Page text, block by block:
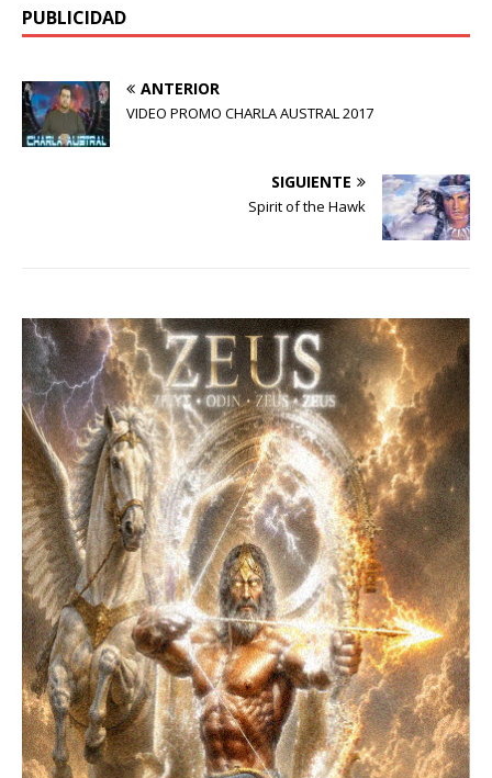
PUBLICIDAD
ANTERIOR
VIDEO PROMO CHARLA AUSTRAL 2017
SIGUIENTE
Spirit of the Hawk